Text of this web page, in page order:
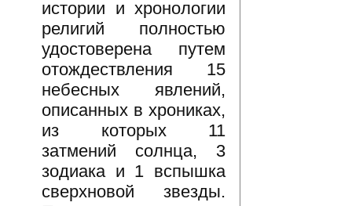
истории и хронологии
религий полностью
удостоверена путем
отождествления 15
небесных явлений,
описанных в хрониках,
из которых 11
затмений солнца, 3
зодиака и 1 вспышка
сверхновой звезды.